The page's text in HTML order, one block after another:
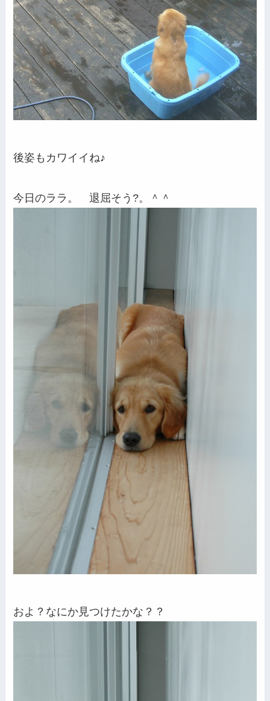
後姿もカワイイね♪
今日のララ。 退屈そう?。＾＾
およ？なにか見つけたかな？？